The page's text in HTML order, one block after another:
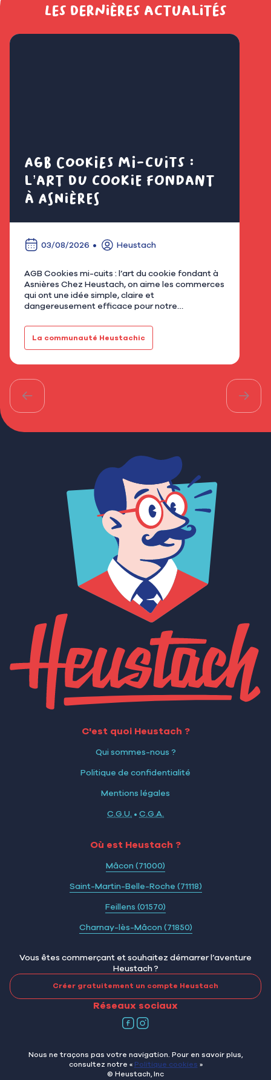
Les dernières actualités
AGB Cookies mi-cuits :
l’art du cookie fondant
à Asnières
03/08/2026 Heustach
AGB Cookies mi-cuits : l’art du cookie fondant à
Asnières Chez Heustach, on aime les commerces
qui ont une idée simple, claire et
dangereusement efficace pour notre
installé au 21 rue de Bretagne à As…
La communauté Heustachic
C'est quoi Heustach ?
Qui sommes-nous ?
Politique de confidentialité
Mentions légales
C.G.U. • C.G.A.
Où est Heustach ?
Mâcon (71000)
Saint-Martin-Belle-Roche (71118)
Feillens (01570)
Charnay-lès-Mâcon (71850)
Vous êtes commerçant et souhaitez démarrer l’aventure
Heustach ?
Créer gratuitement un compte Heustach
Réseaux sociaux
Nous ne traçons pas votre navigation. Pour en savoir plus,
consultez notre « Politique cookies »
© Heustach, Inc